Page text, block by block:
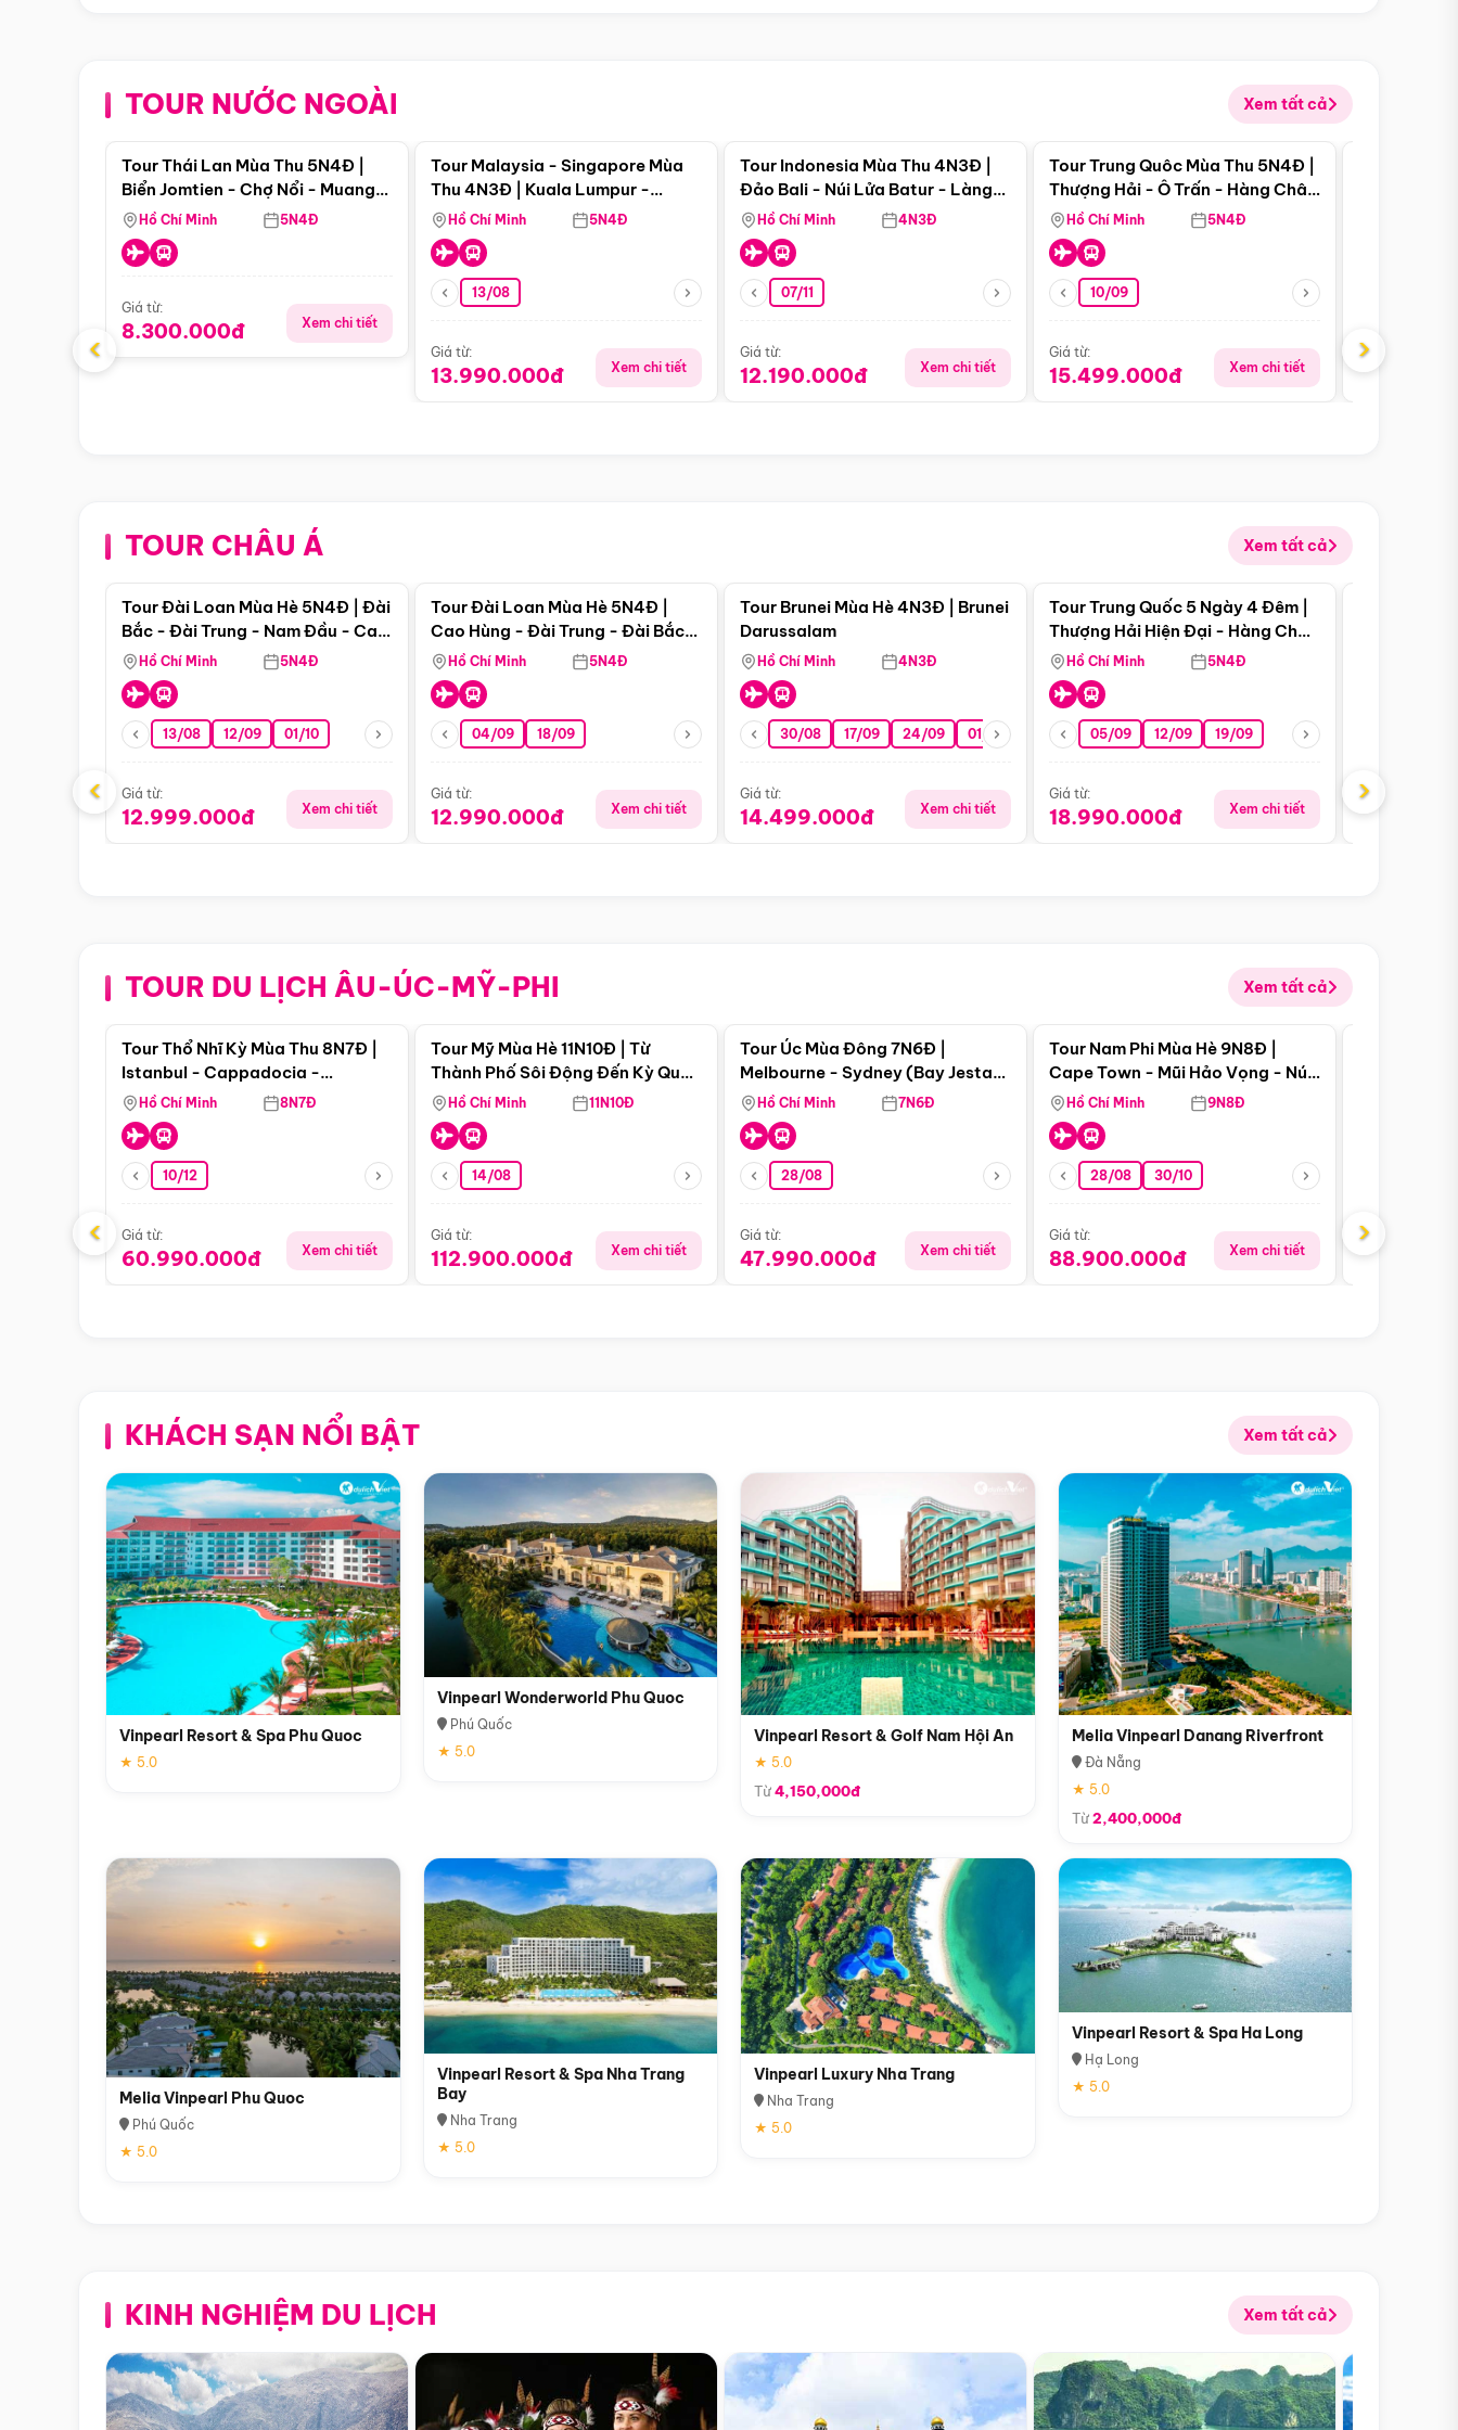
TOUR NƯỚC NGOÀI Xem tất cả
Điểm nổi bật
Tour Thái Lan Mùa Thu 5N4Đ |
Biển Jomtien - Chợ Nổi - Muang
Boran - Suanthai (Bay Vietnam
Airlines)
Hồ Chí Minh 5N4Đ
Giá từ:
8.300.000đ Xem chi tiết
Tour Malaysia - Singapore Mùa
Thu 4N3Đ | Kuala Lumpur -
Malacca - Johor Baru -
Singapore
Hồ Chí Minh 5N4Đ
13/08
Giá từ:
13.990.000đ Xem chi tiết
Tour Indonesia Mùa Thu 4N3Đ |
Đảo Bali - Núi Lửa Batur - Làng
Penglipuran
Hồ Chí Minh 4N3Đ
07/11
Giá từ:
12.190.000đ Xem chi tiết
Điểm nổi bật
Tour Trung Quôc Mùa Thu 5N4Đ |
Thượng Hải - Ô Trấn - Hàng Châu
(Tour Không Shopping)
Hồ Chí Minh 5N4Đ
10/09
Giá từ:
15.499.000đ Xem chi tiết
Giá từ:
‹ ›
TOUR CHÂU Á Xem tất cả
Điểm nổi bật
Tour Đài Loan Mùa Hè 5N4Đ | Đài
Bắc - Đài Trung - Nam Đầu - Cao
Hùng ( Bay Vn)
Hồ Chí Minh 5N4Đ
13/08 12/09 01/10
Giá từ:
12.999.000đ Xem chi tiết
Tour Đài Loan Mùa Hè 5N4Đ |
Cao Hùng - Đài Trung - Đài Bắc
(Bay Vj)
Hồ Chí Minh 5N4Đ
04/09 18/09
Giá từ:
12.990.000đ Xem chi tiết
Tour Brunei Mùa Hè 4N3Đ | Brunei
Darussalam
Hồ Chí Minh 4N3Đ
30/08 17/09 24/09 01/10 15/10 29/10
Giá từ:
14.499.000đ Xem chi tiết
Điểm nổi bật
Tour Trung Quốc 5 Ngày 4 Đêm |
Thượng Hải Hiện Đại - Hàng Châu
Nên Thơ - Ô Trấn Cổ Kính
Hồ Chí Minh 5N4Đ
05/09 12/09 19/09
Giá từ:
18.990.000đ Xem chi tiết
Giá từ:
‹ ›
TOUR DU LỊCH ÂU-ÚC-MỸ-PHI Xem tất cả
Điểm nổi bật
Tour Thổ Nhĩ Kỳ Mùa Thu 8N7Đ |
Istanbul - Cappadocia -
Pamukkale
Hồ Chí Minh 8N7Đ
10/12
Giá từ:
60.990.000đ Xem chi tiết
Tour Mỹ Mùa Hè 11N10Đ | Từ
Thành Phố Sôi Động Đến Kỳ Quan
Thiên Nhiên Mỹ
Hồ Chí Minh 11N10Đ
14/08
Giá từ:
112.900.000đ Xem chi tiết
Tour Úc Mùa Đông 7N6Đ |
Melbourne - Sydney (Bay Jestar
Airways)
Hồ Chí Minh 7N6Đ
28/08
Giá từ:
47.990.000đ Xem chi tiết
Điểm nổi bật
Tour Nam Phi Mùa Hè 9N8Đ |
Cape Town - Mũi Hảo Vọng - Núi
Bàn - Johannesburg - Pretoria -
Safari - Lodge
Hồ Chí Minh 9N8Đ
28/08 30/10
Giá từ:
88.900.000đ Xem chi tiết
Giá từ:
‹ ›
KHÁCH SẠN NỔI BẬT Xem tất cả
Vinpearl Resort & Spa Phu Quoc
★ 5.0
Vinpearl Wonderworld Phu Quoc
Phú Quốc
★ 5.0
Vinpearl Resort & Golf Nam Hội An
★ 5.0
Từ4,150,000đ
Melia Vinpearl Danang Riverfront
Đà Nẵng
★ 5.0
Từ2,400,000đ
Melia Vinpearl Phu Quoc
Phú Quốc
★ 5.0
Vinpearl Resort & Spa Nha Trang
Bay
Nha Trang
★ 5.0
Vinpearl Luxury Nha Trang
Nha Trang
★ 5.0
Vinpearl Resort & Spa Ha Long
Hạ Long
★ 5.0
KINH NGHIỆM DU LỊCH Xem tất cả